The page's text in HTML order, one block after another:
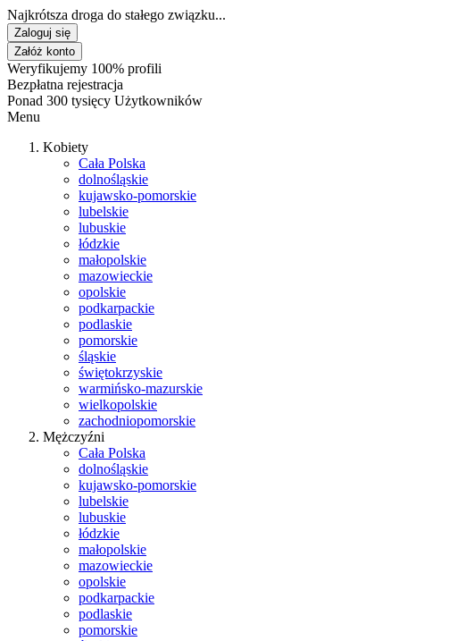
Najkrótsza droga do stałego związku...
Zaloguj się
Załóż konto
Weryfikujemy 100% profili
Bezpłatna rejestracja
Ponad 300 tysięcy Użytkowników
Menu
Kobiety
Cała Polska
dolnośląskie
kujawsko-pomorskie
lubelskie
lubuskie
łódzkie
małopolskie
mazowieckie
opolskie
podkarpackie
podlaskie
pomorskie
śląskie
świętokrzyskie
warmińsko-mazurskie
wielkopolskie
zachodniopomorskie
Mężczyźni
Cała Polska
dolnośląskie
kujawsko-pomorskie
lubelskie
lubuskie
łódzkie
małopolskie
mazowieckie
opolskie
podkarpackie
podlaskie
pomorskie